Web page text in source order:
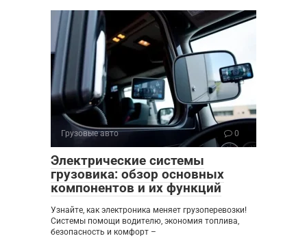
Грузовые авто 0
Электрические системы
грузовика: обзор основных
компонентов и их функций
Узнайте, как электроника меняет грузоперевозки!
Системы помощи водителю, экономия топлива,
безопасность и комфорт –